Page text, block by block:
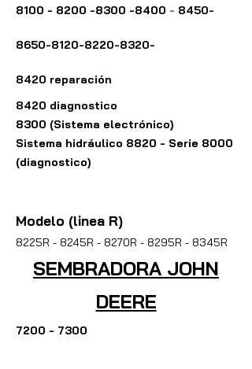
8100 - 8200 -8300 -8400 - 8450-
8650-8120-8220-8320-
8420 reparación
8420 diagnostico
8300 (Sistema electrónico)
Sistema hidráulico 8820 - Serie 8000
(diagnostico)
Modelo (linea R)
8225R - 8245R - 8270R - 8295R - 8345R
SEMBRADORA JOHN
DEERE
7200 - 7300